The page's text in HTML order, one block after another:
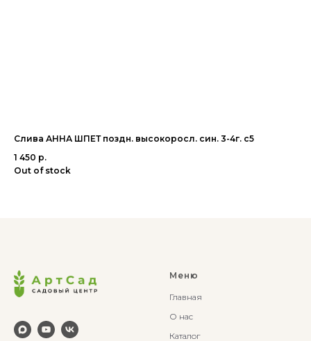
Слива АННА ШПЕТ поздн. высокоросл. син. 3-4г. с5
1 450 р.
Out of stock
Меню
Главная
О нас
Каталог